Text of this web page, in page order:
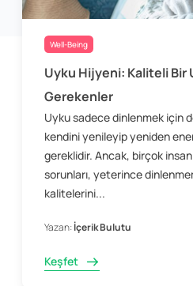
Well-Being
Uyku Hijyeni: Kaliteli Bir
Gerekenler
Uyku sadece dinlenmek için
kendini yenileyip yeniden
gereklidir. Ancak, birçok
sorunları, yeterince
kalitelerini...
Yazan:İçerik Bulutu
Keşfet